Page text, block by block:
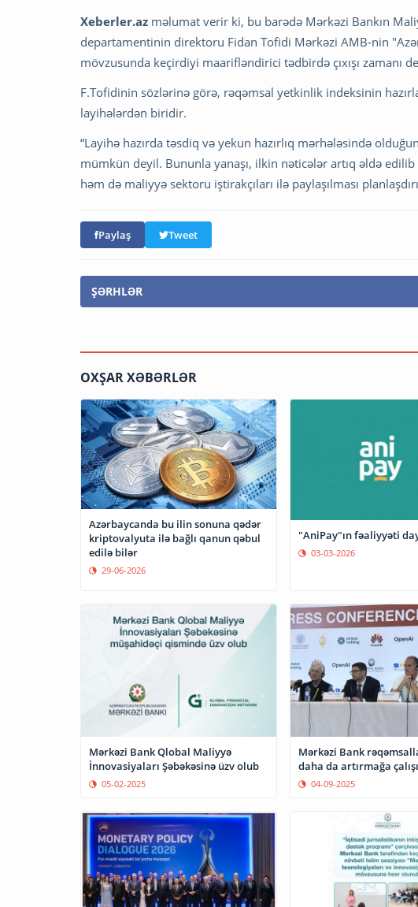
Xeberler.az məlumat verir ki, bu barədə Mərkəzi Bankın
departamentinin direktoru Fidan Tofidi Mərkəzi AMB-nin
mövzusunda keçirdiyi maarifləndirici tədbirdə çıxışı zamanı
F.Tofidinin sözlərinə görə, rəqəmsal yetkinlik indeksinin
layihələrdən biridir.
“Layihə hazırda təsdiq və yekun hazırlıq mərhələsində
mümkün deyil. Bununla yanaşı, ilkin nəticələr artıq əldə
həm də maliyyə sektoru iştirakçıları ilə paylaşılması
Paylaş Tweet
ŞƏRHLƏR
OXŞAR XƏBƏRLƏR
Azərbaycanda bu ilin sonuna qədər
kriptovalyuta ilə bağlı qanun qəbul
edilə bilər
29-06-2026
"AniPay"ın fəaliyyəti
03-03-2026
Mərkəzi Bank Qlobal Maliyyə
İnnovasiyaları Şəbəkəsinə üzv olub
05-02-2025
Mərkəzi Bank
daha da artırmağa
04-09-2025